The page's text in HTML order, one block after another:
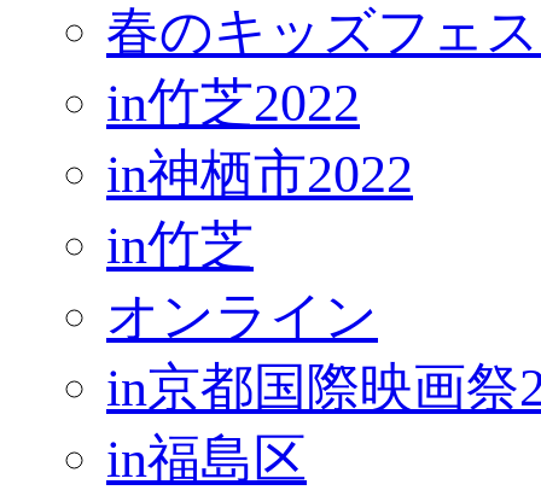
春のキッズフェ
in竹芝2022
in神栖市2022
in竹芝
オンライン
in京都国際映画祭
in福島区